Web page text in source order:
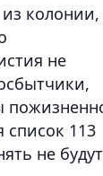
колонии,
не
список 113
не будут